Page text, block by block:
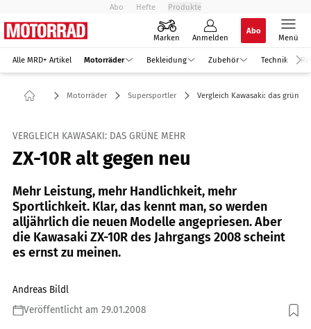
Abo Hefte Produkte
Marken Anmelden
Abo
Menü
Alle MRD+ Artikel Motorräder Bekleidung Zubehör Technik
Motorräder Supersportler Vergleich Kawasaki: das grüne
VERGLEICH KAWASAKI: DAS GRÜNE MEHR
ZX-10R alt gegen neu
Mehr Leistung, mehr Handlichkeit, mehr
Sportlichkeit. Klar, das kennt man, so werden
alljährlich die neuen Modelle angepriesen. Aber
die Kawasaki ZX-10R des Jahrgangs 2008 scheint
es ernst zu meinen.
Andreas Bildl
Veröffentlicht am 29.01.2008
Foto: fact